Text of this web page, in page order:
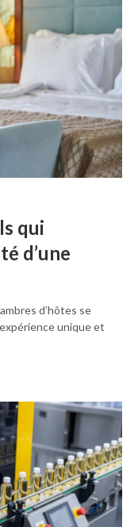
qui
d’une
d’hôtes se
unique et